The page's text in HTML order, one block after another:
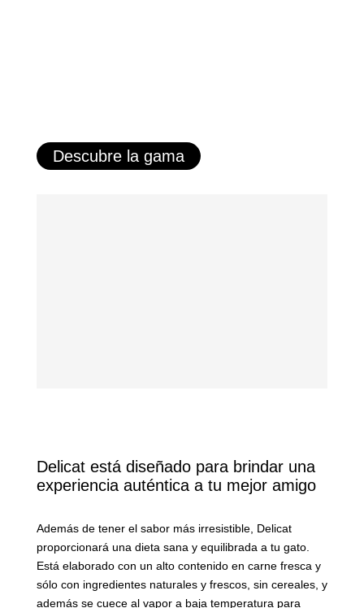
Descubre la gama
Delicat está diseñado para brindar una
experiencia auténtica a tu mejor amigo
Además de tener el sabor más irresistible, Delicat
proporcionará una dieta sana y equilibrada a tu gato.
Está elaborado con un alto contenido en carne fresca y
sólo con ingredientes naturales y frescos, sin cereales, y
además se cuece al vapor a baja temperatura para